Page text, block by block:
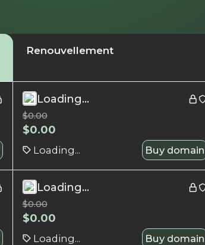
Renouvellement
Loading...
$0.00
$0.00
Loading... Buy domain
Loading...
$0.00
$0.00
Loading... Buy domain